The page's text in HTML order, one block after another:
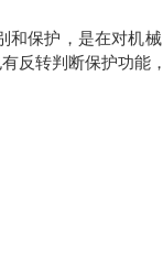
保护，是在对机
反转判断保护功能